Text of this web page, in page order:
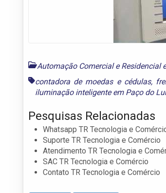
Automação Comercial e Residencial
contadora de moedas e cédulas,
iluminação inteligente em Paço do
Pesquisas Relacionadas
Whatsapp TR Tecnologia e
Suporte TR Tecnologia e Comércio
Atendimento TR Tecnologia e
SAC TR Tecnologia e Comércio
Contato TR Tecnologia e Comércio